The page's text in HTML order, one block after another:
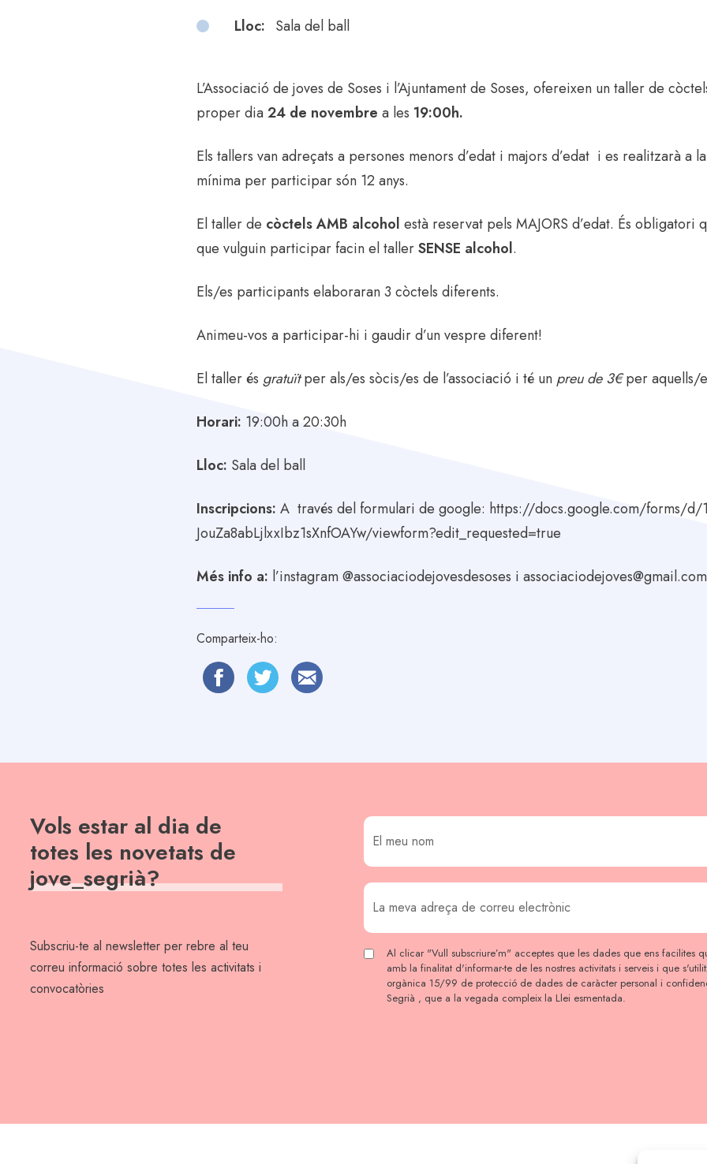
Lloc: Sala del ball
L’Associació de joves de Soses i l’Ajuntament de Soses, ofereixen un taller de
proper dia24 de novembre a les 19:00h.
Els tallers van adreçats a persones menors d’edat i majors d’edat i es realitzarà a
mínima per participar són 12 anys.
El taller de còctels AMB alcoholestà reservat pels MAJORS d’edat. És obligatori
que vulguin participar facin el tallerSENSE alcohol.
Els/es participants elaboraran 3 còctels diferents.
Animeu-vos a participar-hi i gaudir d’un vespre diferent!
El taller ésgratuïtper als/es sòcis/es de l’associació i té un preu de 3€per aquells/
Horari: 19:00h a 20:30h
Lloc: Sala del ball
Inscripcions: A través del formulari de google: https://docs.google.com/forms/d/
JouZa8abLjlxxIbz1sXnfOAYw/viewform?edit_requested=true
Més info a: l’instagram @associaciodejovesdesoses i associaciodejoves@gmail.com
Comparteix-ho:
Vols estar al dia de
totes les novetats de
jove_segrià?
Subscriu-te al newsletter per rebre al teu
correu informació sobre totes les activitats i
convocatòries
Al clicar "Vull subscriure’m" acceptes que les dades que ens facilites
amb la finalitat d'informar-te de les nostres activitats i serveis i que
orgànica 15/99 de protecció de dades de caràcter personal i
Segrià , que a la vegada compleix la Llei esmentada.